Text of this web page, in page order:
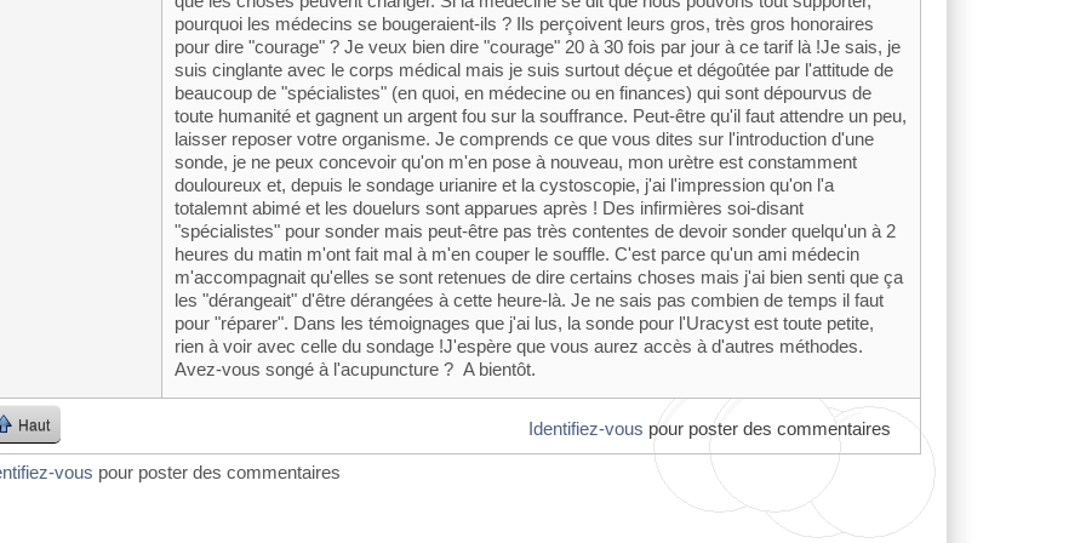
pourquoi les médecins se bougeraient-ils ? Ils perçoivent leurs gros, très gros honoraires
pour dire "courage" ? Je veux bien dire "courage" 20 à 30 fois par jour à ce tarif là !Je sais, je
suis cinglante avec le corps médical mais je suis surtout déçue et dégoûtée par l'attitude de
beaucoup de "spécialistes" (en quoi, en médecine ou en finances) qui sont dépourvus de
toute humanité et gagnent un argent fou sur la souffrance. Peut-être qu'il faut attendre un peu,
laisser reposer votre organisme. Je comprends ce que vous dites sur l'introduction d'une
sonde, je ne peux concevoir qu'on m'en pose à nouveau, mon urètre est constamment
douloureux et, depuis le sondage urianire et la cystoscopie, j'ai l'impression qu'on l'a
totalemnt abimé et les douelurs sont apparues après ! Des infirmières soi-disant
"spécialistes" pour sonder mais peut-être pas très contentes de devoir sonder quelqu'un à 2
heures du matin m'ont fait mal à m'en couper le souffle. C'est parce qu'un ami médecin
m'accompagnait qu'elles se sont retenues de dire certains choses mais j'ai bien senti que ça
les "dérangeait" d'être dérangées à cette heure-là. Je ne sais pas combien de temps il faut
pour "réparer". Dans les témoignages que j'ai lus, la sonde pour l'Uracyst est toute petite,
rien à voir avec celle du sondage !J'espère que vous aurez accès à d'autres méthodes.
Avez-vous songé à l'acupuncture ? A bientôt.
Haut Identifiez-vous pour poster des commentaires
vous pour poster des commentaires